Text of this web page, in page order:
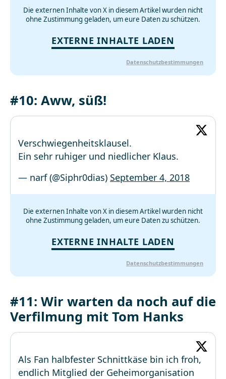
Die externen Inhalte von X in diesem Artikel wurden nicht
ohne Zustimmung geladen, um eure Daten zu schützen.
EXTERNE INHALTE LADEN
Datenschutzbestimmungen
#10: Aww, süß!
Verschwiegenheitsklausel.
Ein sehr ruhiger und niedlicher Klaus.
— narf (@Siphr0dias) September 4, 2018
Die externen Inhalte von X in diesem Artikel wurden nicht
ohne Zustimmung geladen, um eure Daten zu schützen.
EXTERNE INHALTE LADEN
Datenschutzbestimmungen
#11: Wir warten da noch auf die
Verfilmung mit Tom Hanks
Als Fan halbfester Schnittkäse bin ich froh,
endlich Mitglied der Geheimorganisation